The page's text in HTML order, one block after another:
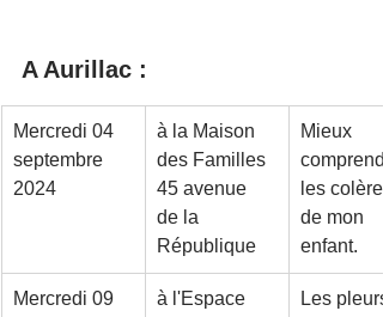
A Aurillac :
Mercredi 04
septembre
2024
à la Maison
des Familles
45 avenue
de la
République
Mieux
les
de mon
enfant.
Mercredi 09
à l'Espace
Les